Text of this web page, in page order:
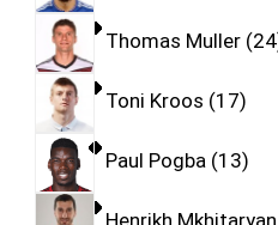
Thomas Muller 24
Toni Kroos 17
Paul Pogba 13